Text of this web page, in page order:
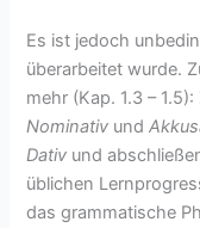
Es ist jedoch
überarbeitet wurde.
mehr (Kap. 1.3 –
Nominativ und
Dativ und
üblichen
das grammatische